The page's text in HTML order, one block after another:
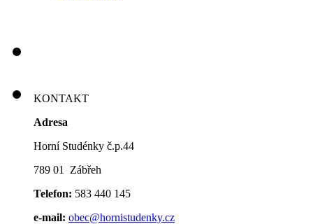
KONTAKT
Adresa
Horní Studénky č.p.44
789 01 Zábřeh
Telefon: 583 440 145
e-mail: obec@hornistudenky.cz